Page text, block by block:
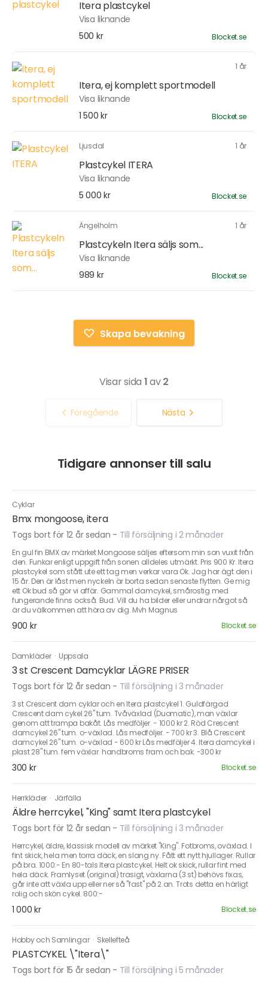
Itera plastcykel
Visa liknande
500 kr
Blocket.se
1 år
Itera, ej komplett sportmodell
Visa liknande
1 500 kr
Blocket.se
Ljusdal 1 år
Plastcykel ITERA
Visa liknande
5 000 kr
Blocket.se
Ängelholm 1 år
Plastcykeln Itera säljs som...
Visa liknande
989 kr
Blocket.se
Skapa bevakning
Visar sida 1av2
Föregående Nästa
Tidigare annonser till salu
Cyklar
Bmx mongoose, itera
Togs bort för 12 år sedan - Till försäljning i 2 månader
En gul fin BMX av märket Mongoose säljes eftersom min son vuxit från
den. Funkar enligt uppgift från sonen alldeles utmärkt. Pris 900 Kr. Itera
plastcykel som stått ute ett tag men verkar vara Ok. Jag har ägt den i
15 år. Den är låst men nyckeln är borta sedan senaste flytten. Ge mig
ett Ok bud så gör vi affär. Gammal damcykel, smårostig med
fungerande finns också. Bud. Vill du ha bilder eller undrar nårgot så
är du välkommen att höra av dig. Mvh Magnus
900 kr Blocket.se
Damkläder · Uppsala
3 st Crescent Damcyklar LÄGRE PRISER
Togs bort för 12 år sedan - Till försäljning i 3 månader
3 st Crescent dam cyklar och en Itera plastcykel 1. Guldfärgad
Crescent dam cykel 26" tum. Tvåväxlad (Duomatic), man växlar
genom att trampa bakåt. Lås medföljer. - 1000 kr 2. Röd Crescent
damcykel 26" tum. o-växlad. Lås medföljer. - 700 kr 3. Blå Crescent
damcykel 26" tum. o-växlad - 600 kr Lås medföljer 4. Itera damcykel i
plast 28" tum. fem växlar. handbroms fram och bak. -300 kr
300 kr Blocket.se
Herrkläder · Järfälla
Äldre herrcykel, "King" samt Itera plastcykel
Togs bort för 12 år sedan - Till försäljning i 3 månader
Herrcykel, äldre, klassisk modell av märket "King". Fotbroms, oväxlad. I
fint skick, hela men torra däck, en slang ny. Fått ett nytt hjullager. Rullar
på bra. 1000:- En 80-tals Itera plastcykel. Helt ok skick, rullar fint med
hela däck. Framlyset (original) trasigt, växlarna (3 st) behövs fixas,
går inte att växla upp eller ner så "fast" på 2.an. Trots detta en härligt
rolig och skön cykel. 800:-
1 000 kr Blocket.se
Hobby och Samlingar · Skellefteå
PLASTCYKEL \"Itera\"
Togs bort för 15 år sedan - Till försäljning i 5 månader